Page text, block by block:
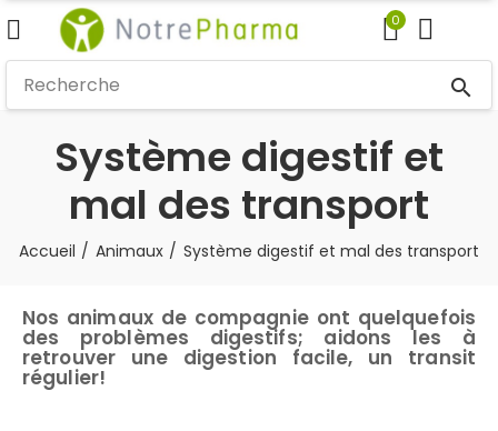
0
search
Système digestif et
mal des transport
Accueil Animaux Système digestif et mal des transport
Nos animaux de compagnie ont quelquefois
des problèmes digestifs; aidons les à
retrouver une digestion facile, un transit
régulier!